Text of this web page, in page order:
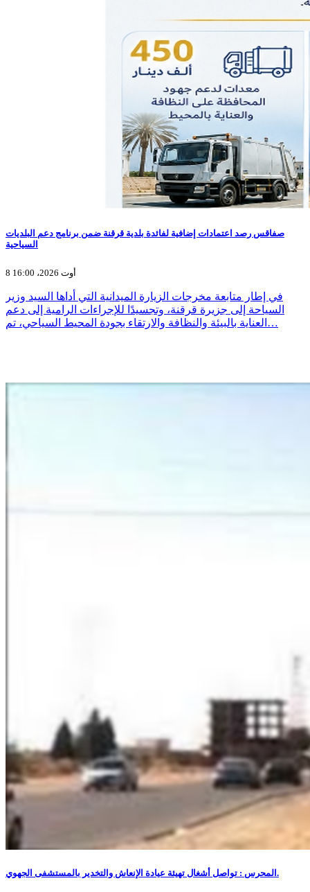
صفاقس رصد اعتمادات إضافية لفائدة بلدية قرقنة ضمن برنامج دعم البلديات
السياحية
8 أوت 2026، 16:00
في إطار متابعة مخرجات الزيارة الميدانية التي أداها السيد وزير
السياحة إلى جزيرة قرقنة، وتجسيدًا للإجراءات الرامية إلى دعم
العناية بالبيئة والنظافة والارتقاء بجودة المحيط السياحي، تم…
المحرس : تواصل أشغال تهيئة عيادة الإنعاش والتخدير بالمستشفى الجهوي.